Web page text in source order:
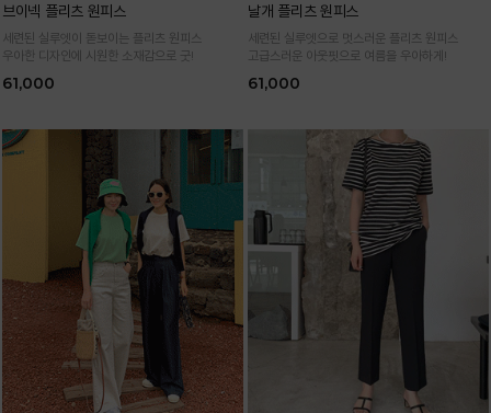
브이넥 플리츠 원피스
세련된 실루엣이 돋보이는 플리츠 원피스
우아한 디자인에 시원한 소재감으로 굿!
61,000
날개 플리츠 원피스
세련된 실루엣으로 멋스러운 플리츠 원피스
고급스러운 아웃핏으로 여름을 우아하게!
61,000